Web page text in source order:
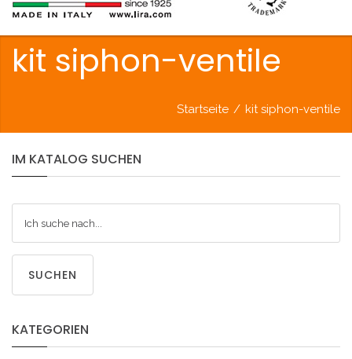
kit siphon-ventile
Startseite / kit siphon-ventile
IM KATALOG SUCHEN
SUCHEN
KATEGORIEN